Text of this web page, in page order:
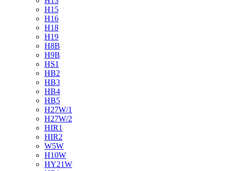
H15
H16
H18
H19
H8B
H9B
HS1
HB2
HB3
HB4
HB5
H27W/1
H27W/2
HIR1
HIR2
W5W
H10W
HY21W